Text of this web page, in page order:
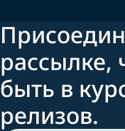
рассылке,
быть в
релизов.